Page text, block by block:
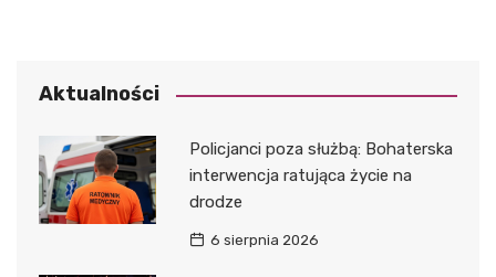
Aktualności
Policjanci poza służbą: Bohaterska
interwencja ratująca życie na
drodze
6 sierpnia 2026